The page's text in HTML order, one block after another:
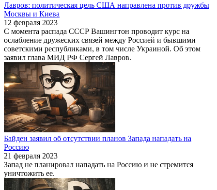
Лавров: политическая цель США направлена против дружбы
Москвы и Киева
12 февраля 2023
С момента распада СССР Вашингтон проводит курс на
ослабление дружеских связей между Россией и бывшими
советскими республиками, в том числе Украиной. Об этом
заявил глава МИД РФ Сергей Лавров.
Байден заявил об отсутствии планов Запада нападать на
Россию
21 февраля 2023
Запад не планировал нападать на Россию и не стремится
уничтожить ее.